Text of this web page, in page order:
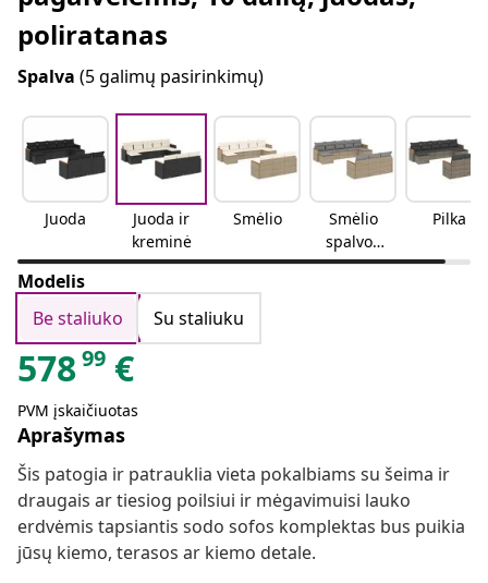
poliratanas
Spalva (5 galimų pasirinkimų)
Juoda
Juoda ir
kreminė
Smėlio
Smėlio
spalvos
mišinys
Pilka
Modelis
Be staliuko
Su staliuku
57899 €
PVM įskaičiuotas
Aprašymas
Šis patogia ir patrauklia vieta pokalbiams su šeima ir
draugais ar tiesiog poilsiui ir mėgavimuisi lauko
erdvėmis tapsiantis sodo sofos komplektas bus puikia
jūsų kiemo, terasos ar kiemo detale.